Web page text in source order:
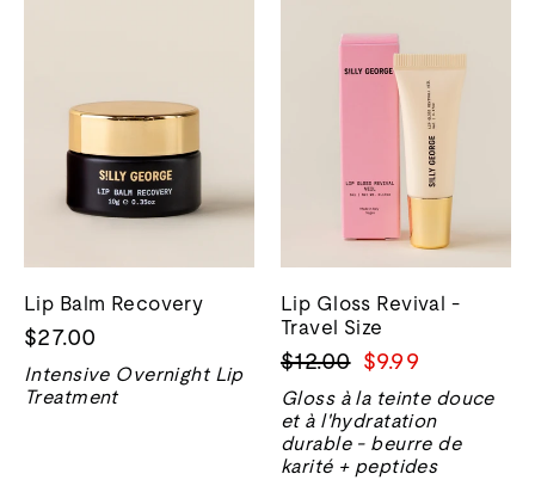
Lip Balm Recovery
$27.00
Intensive Overnight Lip
Treatment
Lip Gloss Revival -
Travel Size
Prix
normal
$12.00 Prix
de
vente
$9.99
Gloss à la teinte douce
et à l'hydratation
durable - beurre de
karité + peptides